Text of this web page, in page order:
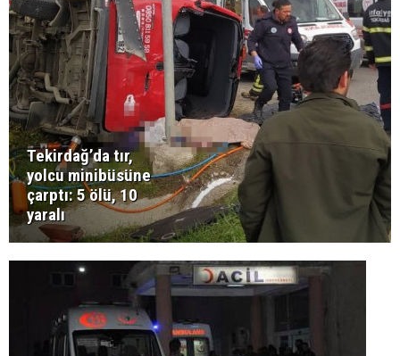
Tekirdağ’da tır,
yolcu minibüsüne
çarptı: 5 ölü, 10
yaralı